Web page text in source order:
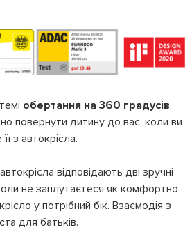
обертання на 360 градусів,
повернути дитину до вас, коли ви
з автокрісла.
відповідають дві зручні
не заплутаєтеся як комфортно
у потрібний бік. Взаємодія з
для батьків.